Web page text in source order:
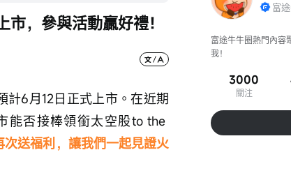
，參與活動贏好禮！
計6月12日正式上市。在近期
能否接棒領銜太空股to the
次送福利，讓我們一起見證火
富
富途牛牛圈熱門內容
我！
3000
關注